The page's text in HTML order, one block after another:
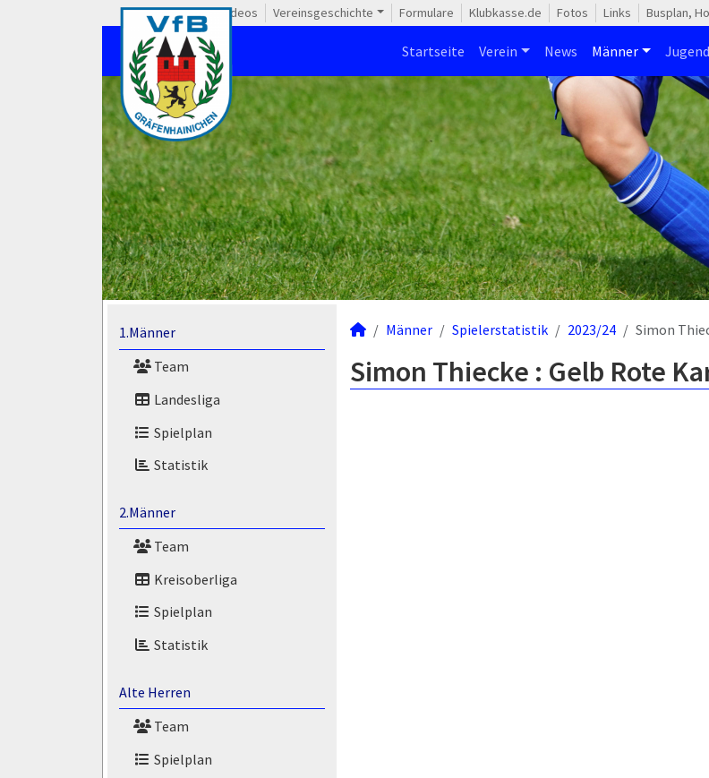
Videos Vereinsgeschichte Formulare Klubkasse.de Fotos Links Busplan,
Startseite Verein News Männer Jugend
1.Männer
Team
Landesliga
Spielplan
Statistik
2.Männer
Team
Kreisoberliga
Spielplan
Statistik
Alte Herren
Team
Spielplan
Männer Spielerstatistik 2023/24 Simon
Simon Thiecke : Gelb Rote